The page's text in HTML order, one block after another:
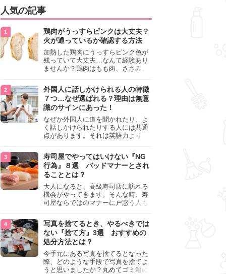
人気の記事
鶏肉がうっすらピンクは大丈夫？
火が通っているか確認する方法
加熱した鶏肉にうっすらピンク色が
残っていて大丈夫…なんて経験あり
ませんか？鶏肉はもも肉、ささみ、
わいが異なり、いろいろと楽しめる
料理ですが、鶏肉は加熱した後でも
うっすらピンク色の部分が大丈夫な
のと気になるときがあります。この
記事では生焼けか火が通っているの
かを確認する方法や、鶏肉を調理す
るときの注意点を紹介しますので、
参考にしてみてくださいね。
外国人に話しかけられる人の特徴
７つ…なぜ選ばれる？理由は無意
識のサインにあった！
なぜか外国人に道を聞かれたり、よ
く話しかけられたりする人には共通
点があります。それは英語力より
けても大丈夫」というサインが関係
しています。よく選ばれる人の特徴
や、英語が苦手でも焦らない対処
法、自分を守るための注意点を詳し
く解説します。
寿司屋でやってはいけない『NG
行為』８選 バッドマナーとされ
ることとは？
大人になると、高級寿司店に訪れる
機会がやってきます。そんな時、寿
司屋ならではのマナーに戸惑う人も
らためて寿司屋でやってはいけない
『NG行為』をチェックしましょう。
写真を捨てるとき、やるべきでは
ない『捨て方』3選 おすすめの
処分方法とは？
今手元にある写真を捨てるとなった
際、どのような手段で写真を捨てよ
うと思いましたか？丸めてゴミ箱に